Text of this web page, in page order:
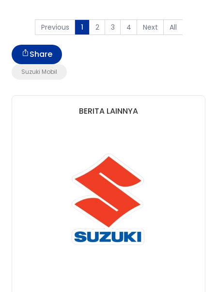
Previous 1 2 3 4 Next All
Suzuki Mobil
Share
BERITA LAINNYA